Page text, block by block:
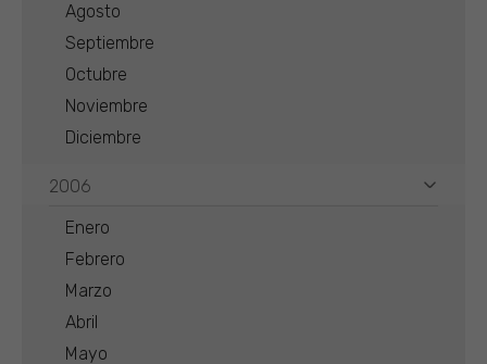
Agosto
Septiembre
Octubre
Noviembre
Diciembre
2006
Enero
Febrero
Marzo
Abril
Mayo